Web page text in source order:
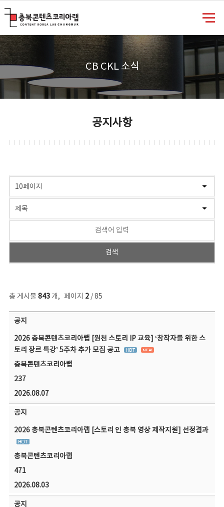
CB CKL 소식
공지사항
총 게시물 843개, 페이지 2/ 85
공지사항 목록 - 번호, 제목, 작성자, 파일, 조회수, 작성일 정보 제공
공지
2026 충북콘텐츠코리아랩 [원천 스토리 IP 교육] ‘창작자를 위한 스
토리 장르 특강’ 5주차 추가 모집 공고
충북콘텐츠코리아랩
237
2026.08.07
공지
2026 충북콘텐츠코리아랩 [스토리 인 충북 영상 제작지원] 선정결과
충북콘텐츠코리아랩
471
2026.08.03
공지